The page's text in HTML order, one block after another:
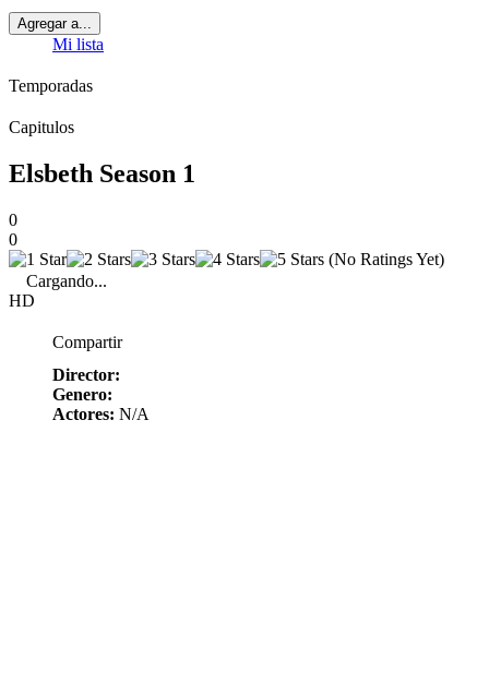
Agregar a...
Mi lista
Temporadas
Capitulos
Elsbeth Season 1
0
0
(No Ratings Yet)
Cargando...
HD
Compartir
Director:
Genero:
Actores: N/A